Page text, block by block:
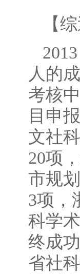
【
人的
考核
目申
文社
20项
市规
3项，
科学
终成
省社